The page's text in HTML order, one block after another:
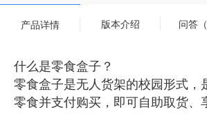
产品详情 版本介绍 问答（
什么是零食盒子？
零食盒子是无人货架的校园形式
零食并支付购买，即可自助取货、